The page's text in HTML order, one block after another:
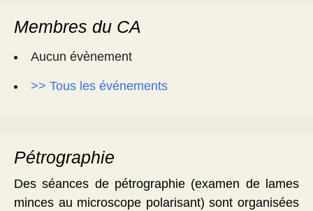
Membres du CA
Aucun évènement
>> Tous les événements
Pétrographie
Des séances de pétrographie (examen de lames
minces au microscope polarisant) sont organisées